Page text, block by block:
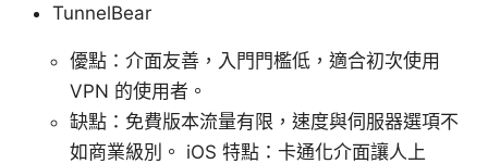
TunnelBear
優點：介面友善，入門門檻低，適合初次使用
VPN 的使用者。
缺點：免費版本流量有限，速度與伺服器選項不
如商業級別。 iOS 特點：卡通化介面讓人上